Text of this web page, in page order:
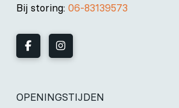
Bij storing: 06-83139573
OPENINGSTIJDEN